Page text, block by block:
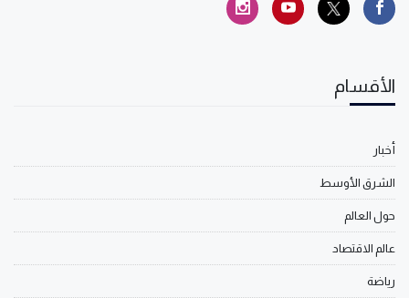
الأقسام
أخبار
الشرق الأوسط
حول العالم
عالم الاقتصاد
رياضة